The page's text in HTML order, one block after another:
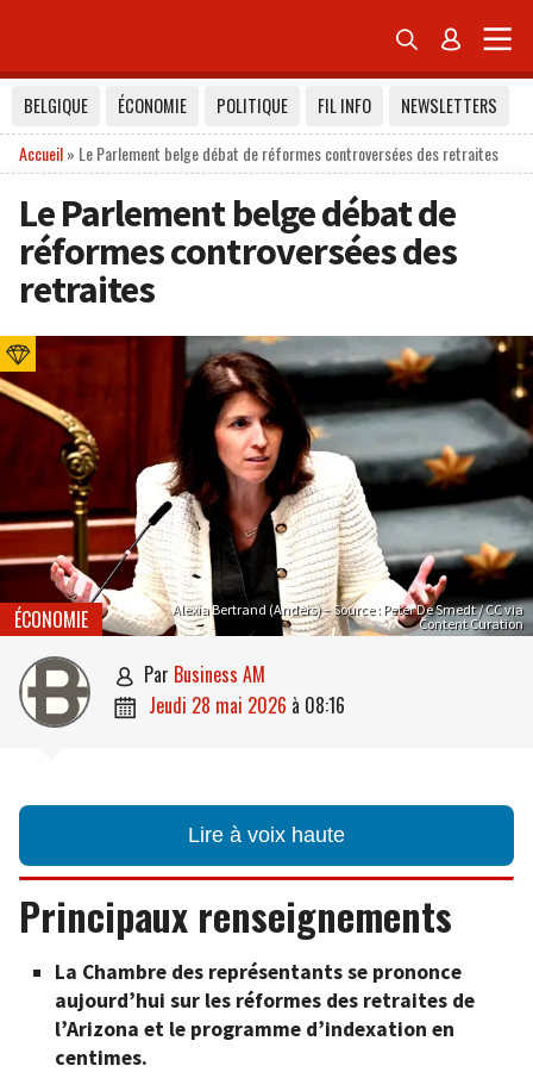
 
BELGIQUE ÉCONOMIE POLITIQUE FIL INFO
NEWSLETTERS
Accueil» Le Parlement belge débat de réformes controversées des retraites
Le Parlement belge débat de
réformes controversées des
retraites
Alexia Bertrand (Anders) – Source : Peter De Smedt / CC via
Content Curation
ÉCONOMIE
 par Business AM
 jeudi 28 mai 2026 à 08:16
Lire à voix haute
Principaux renseignements
La Chambre des représentants se prononce
aujourd’hui sur les réformes des retraites de
l’Arizona et le programme d’indexation en
centimes.